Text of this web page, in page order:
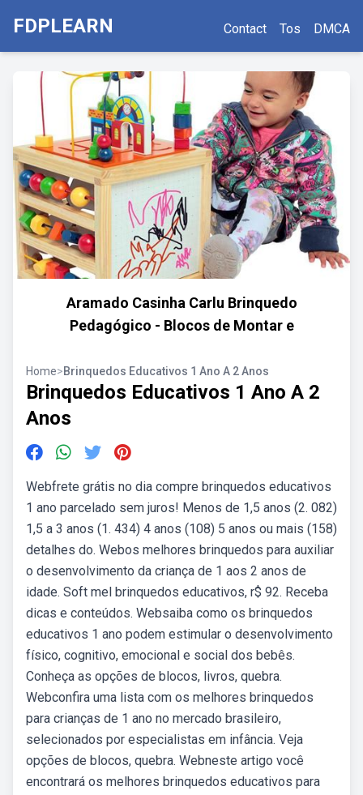
FDPLEARN Contact Tos DMCA
Aramado Casinha Carlu Brinquedo
Pedagógico - Blocos de Montar e
Home>Brinquedos Educativos 1 Ano A 2 Anos
Brinquedos Educativos 1 Ano A 2
Anos
Webfrete grátis no dia compre brinquedos educativos
1 ano parcelado sem juros! Menos de 1,5 anos (2. 082)
1,5 a 3 anos (1. 434) 4 anos (108) 5 anos ou mais (158)
detalhes do. Webos melhores brinquedos para auxiliar
o desenvolvimento da criança de 1 aos 2 anos de
idade. Soft mel brinquedos educativos, r$ 92. Receba
dicas e conteúdos. Websaiba como os brinquedos
educativos 1 ano podem estimular o desenvolvimento
físico, cognitivo, emocional e social dos bebês.
Conheça as opções de blocos, livros, quebra.
Webconfira uma lista com os melhores brinquedos
para crianças de 1 ano no mercado brasileiro,
selecionados por especialistas em infância. Veja
opções de blocos, quebra. Webneste artigo você
encontrará os melhores brinquedos educativos para